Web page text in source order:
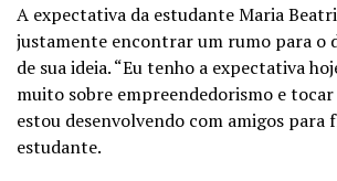
A expectativa da estudante Maria
justamente encontrar um rumo para o
de sua ideia. “Eu tenho a expectativa
muito sobre empreendedorismo e
estou desenvolvendo com amigos para
estudante.